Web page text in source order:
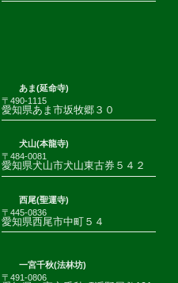
あま(延命寺)
〒490-1115
愛知県あま市坂牧郷３０
犬山(本龍寺)
〒484-0081
愛知県犬山市犬山東古券５４２
西尾(聖運寺)
〒445-0836
愛知県西尾市中町５４
一宮千秋(法林坊)
〒491-0806